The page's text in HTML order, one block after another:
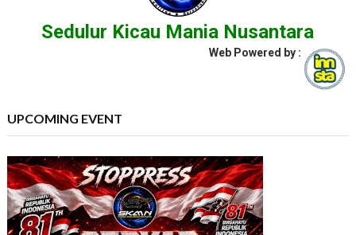
Sedulur Kicau Mania Nusantara
Web Powered by :
UPCOMING EVENT